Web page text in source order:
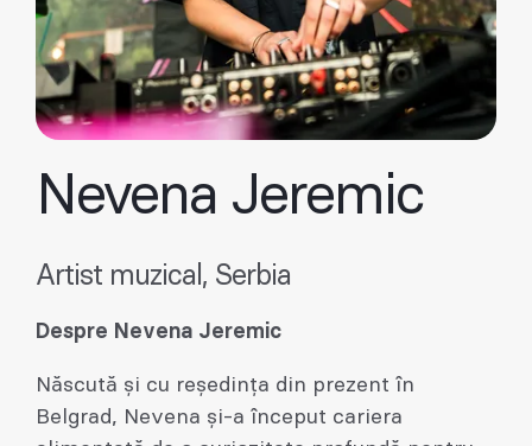
Nevena Jeremic
Artist muzical, Serbia
Despre Nevena Jeremic
Născută și cu reședința din prezent în
Belgrad, Nevena și-a început cariera